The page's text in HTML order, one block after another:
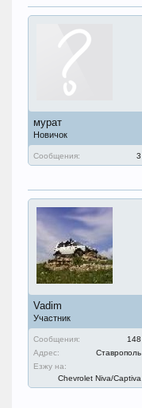
мурат
Новичок
Сообщения: 3
Vadim
Участник
Сообщения:
148
Адрес:
Ставрополь
Езжу на:
Chevrolet Niva/Captiva